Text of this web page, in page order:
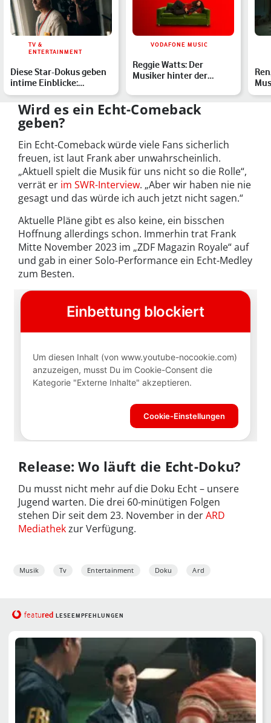
TV &
ENTERTAINMENT
Diese Star-Dokus geben
intime Einblicke:
Musiker:innen wie
Robbie…
VODAFONE MUSIC
Reggie Watts: Der
Musiker hinter der
neuen G…
Wird es ein Echt-Comeback
geben?
Ein Echt-Comeback würde viele Fans sicherlich
freuen, ist laut Frank aber unwahrscheinlich.
„Aktuell spielt die Musik für uns nicht so die Rolle“,
verrät er im SWR-Interview. „Aber wir haben nie nie
gesagt und das würde ich auch jetzt nicht sagen.“
Aktuelle Pläne gibt es also keine, ein bisschen
Hoffnung allerdings schon. Immerhin trat Frank
Mitte November 2023 im „ZDF Magazin Royale“ auf
und gab in einer Solo-Performance ein Echt-Medley
zum Besten.
Release: Wo läuft die Echt-Doku?
Du musst nicht mehr auf die Doku Echt – unsere
Jugend warten. Die drei 60-minütigen Folgen
stehen Dir seit dem 23. November in derARD
Mediathekzur Verfügung.
Musik Tv Entertainment Doku Ard
featured LESEEMPFEHLUNGEN